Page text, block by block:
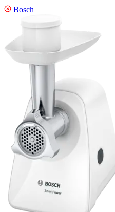
Bosch